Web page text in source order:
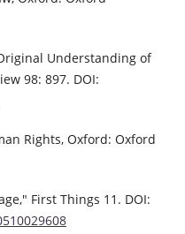
Understanding of
98: 897. DOI:
Rights, Oxford: Oxford
First Things 11. DOI: